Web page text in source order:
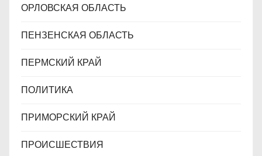
ОРЛОВСКАЯ ОБЛАСТЬ
ПЕНЗЕНСКАЯ ОБЛАСТЬ
ПЕРМСКИЙ КРАЙ
ПОЛИТИКА
ПРИМОРСКИЙ КРАЙ
ПРОИСШЕСТВИЯ